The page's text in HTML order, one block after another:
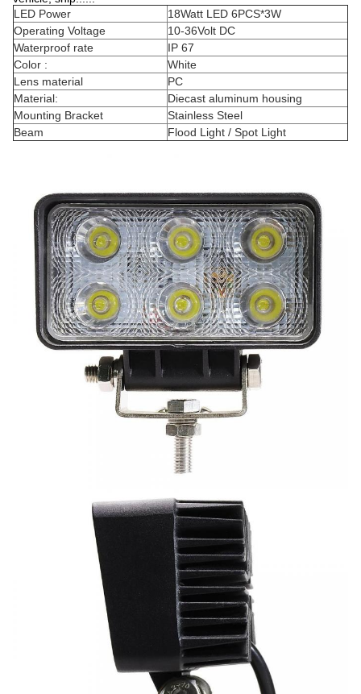
LED Power
18Watt LED 6PCS*3W
Operating Voltage
10-36Volt DC
Waterproof rate
IP 67
Color :
White
Lens material
PC
Material:
Diecast aluminum housing
Mounting Bracket
Stainless Steel
Beam
Flood Light / Spot Light